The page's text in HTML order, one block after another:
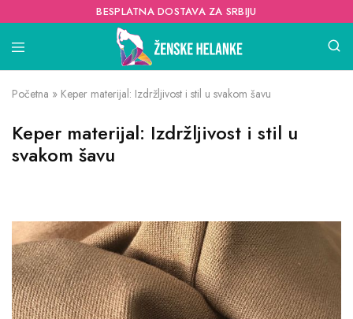
BESPLATNA DOSTAVA ZA SRBIJU
Početna » Keper materijal: Izdržljivost i stil u svakom šavu
Keper materijal: Izdržljivost i stil u
svakom šavu